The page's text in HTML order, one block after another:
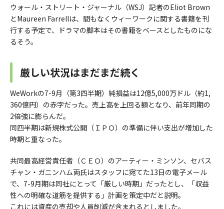
ウォール・ストリート・ジャーナル（WSJ）記者のEliot Brown
とMaureen Farrellは、間もなくウィーワークに関する書籍を刊
行する予定で、ドラマの脚本はその書籍をベースとしたものにな
るそう。
厳しい状況はまだまだ続く
WeWorkの7-9月（第3四半期）純損益は12億5,000万ドル（約1,
360億円）の赤字だった。売上高を上回る額となり、前年同期の
2倍強に膨らんだ。
同四半期は新規株式公開（ＩＰＯ）の準備に伴い支出が増加した
時期と重なった。
共同最高経営責任者（ＣＥＯ）のアーティー・ミンソン、セバス
チャン・ガニンハム両氏はスタッフに宛てた13日の電子メール
で、7-9月期は同社にとって「厳しい時期」だったとし、「収益
性への明確な道筋を提供する」計画を策定中だと説明。
これには資産の売却や人員削減が含まれるとしました。